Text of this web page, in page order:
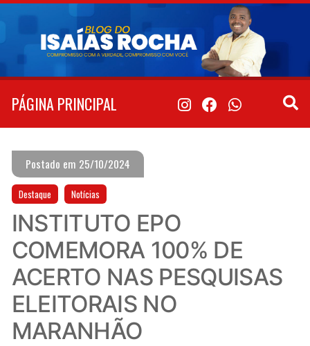
Pular
conteúdo
PÁGINA PRINCIPAL
Postado em 25/10/2024
Destaque Notícias
INSTITUTO EPO
COMEMORA 100% DE
ACERTO NAS PESQUISAS
ELEITORAIS NO
MARANHÃO